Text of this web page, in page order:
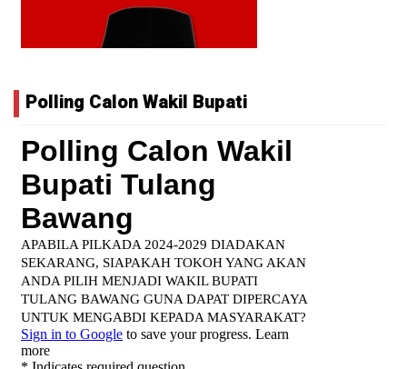
Polling Calon Wakil Bupati